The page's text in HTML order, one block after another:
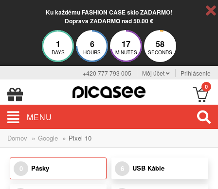
Ku každému FASHION CASE sklo ZADARMO!
Doprava ZADARMO nad 50.00 €
1
DAYS
6
HOURS
17
MINUTES
58
SECONDS
+420 777 793 005 Môj účet Prihlásenie
0
MENU
Domov » Google » Pixel 10
0 Pásky 6 USB Káble